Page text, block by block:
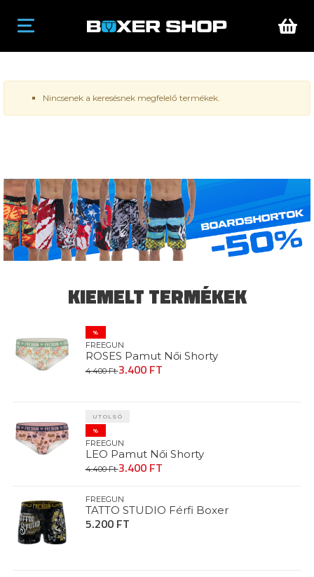
Nincsenek a keresésnek megfelelő termékek.
KIEMELT TERMÉKEK
%
FREEGUN
ROSES Pamut Női Shorty
4.400 Ft3.400 FT
UTOLSÓ
%
FREEGUN
LEO Pamut Női Shorty
4.400 Ft3.400 FT
FREEGUN
TATTO STUDIO Férfi Boxer
5.200 FT